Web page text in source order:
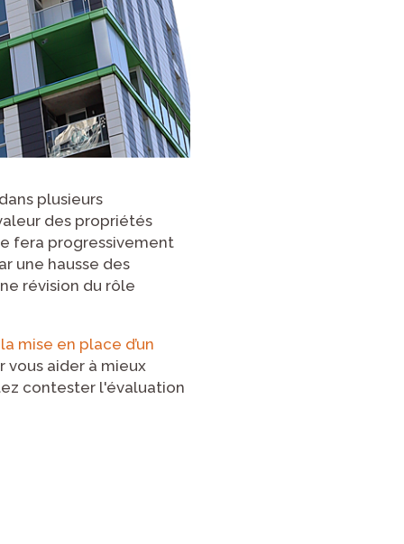
plusieurs
des propriétés
fera progressivement
une hausse des
révision du rôle
mise en place d’un
vous aider à mieux
contester l'évaluation